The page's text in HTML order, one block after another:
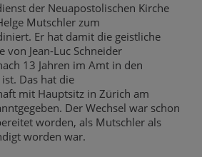
der Neuapostolischen Kirche
Mutschler zum
Er hat damit die geistliche
von Jean-Luc Schneider
13 Jahren im Amt in den
Das hat die
mit Hauptsitz in Zürich am
Der Wechsel war schon
worden, als Mutschler als
worden war.